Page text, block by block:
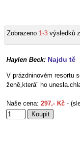
Zobrazeno 1-3 výsledků z
Haylen Beck: Najdu tě
V prázdninovém resortu
ženě,která¨ ho
Naše cena: 297,- Kč -